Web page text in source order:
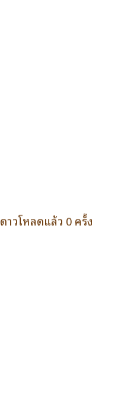
ดาวโหลดแล้ว 0 ครั้ง